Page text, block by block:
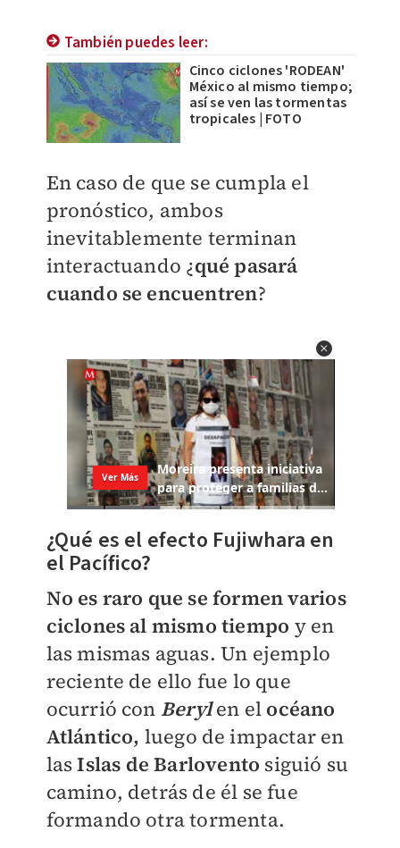
También puedes leer:
Cinco ciclones 'RODEAN'
México al mismo tiempo;
así se ven las tormentas
tropicales | FOTO
En caso de que se cumpla el
pronóstico, ambos
inevitablemente terminan
interactuando ¿qué pasará
cuando se encuentren?
¿Qué es el efecto Fujiwhara en
el Pacífico?
No es raro que se formen varios
ciclones al mismo tiempo y en
las mismas aguas. Un ejemplo
reciente de ello fue lo que
ocurrió con Berylen el océano
Atlántico, luego de impactar en
lasIslas de Barlovento siguió su
camino, detrás de él se fue
formando otra tormenta.